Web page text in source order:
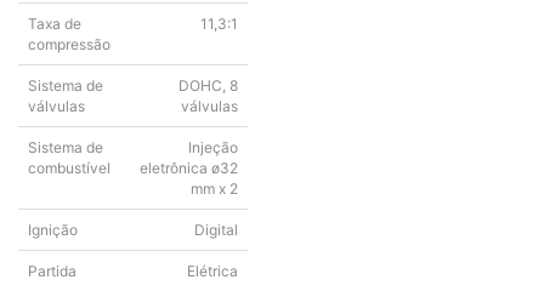
Taxa de
compressão
11,3:1
Sistema de
válvulas
DOHC, 8
válvulas
Sistema de
combustível
Injeção
eletrônica ø32
mm x 2
Ignição Digital
Partida Elétrica